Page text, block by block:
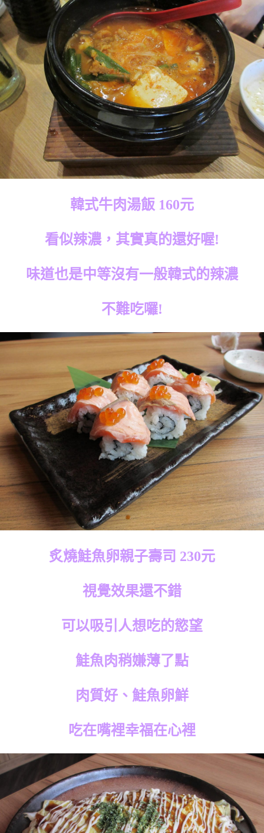
韓式牛肉湯飯 160元
看似辣濃，其實真的還好喔!
味道也是中等沒有一般韓式的辣濃
不難吃囉!
炙燒鮭魚卵親子壽司 230元
視覺效果還不錯
可以吸引人想吃的慾望
鮭魚肉稍嫌薄了點
肉質好、鮭魚卵鮮
吃在嘴裡幸福在心裡